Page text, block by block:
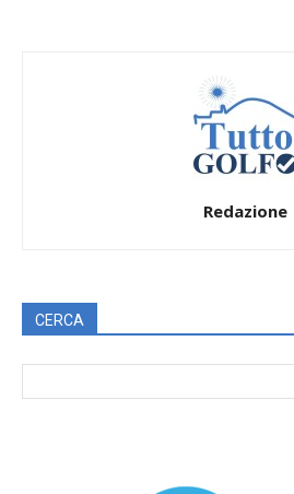
Redazione
CERCA